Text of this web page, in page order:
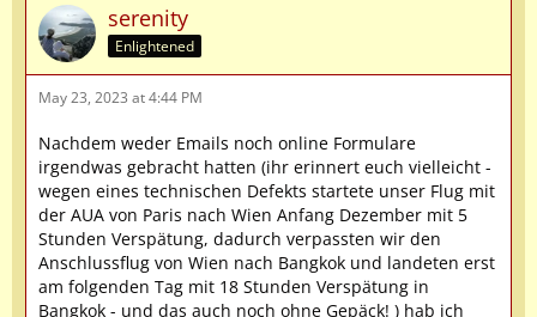
serenity
Enlightened
May 23, 2023 at 4:44 PM
Nachdem weder Emails noch online Formulare
irgendwas gebracht hatten (ihr erinnert euch vielleicht -
wegen eines technischen Defekts startete unser Flug mit
der AUA von Paris nach Wien Anfang Dezember mit 5
Stunden Verspätung, dadurch verpassten wir den
Anschlussflug von Wien nach Bangkok und landeten erst
am folgenden Tag mit 18 Stunden Verspätung in
Bangkok - und das auch noch ohne Gepäck! ) hab ich